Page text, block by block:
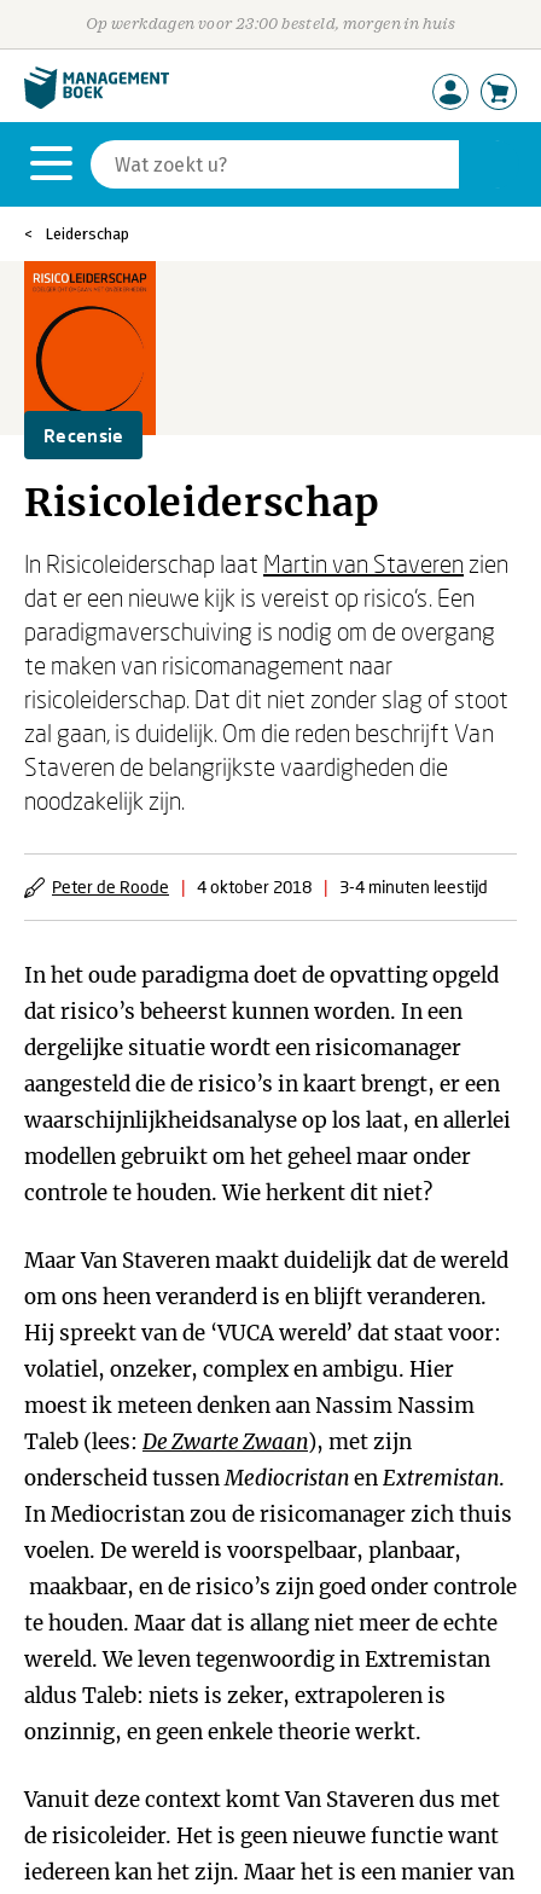
Op werkdagen voor 23:00 besteld, morgen in huis
Leiderschap
Recensie
Risicoleiderschap
In Risicoleiderschap laat Martin van Staveren zien
dat er een nieuwe kijk is vereist op risico’s. Een
paradigmaverschuiving is nodig om de overgang
te maken van risicomanagement naar
risicoleiderschap. Dat dit niet zonder slag of stoot
zal gaan, is duidelijk. Om die reden beschrijft Van
Staveren de belangrijkste vaardigheden die
noodzakelijk zijn.
Peter de Roode | 4 oktober 2018 | 3-4 minuten leestijd
In het oude paradigma doet de opvatting opgeld
dat risico’s beheerst kunnen worden. In een
dergelijke situatie wordt een risicomanager
aangesteld die de risico’s in kaart brengt, er een
waarschijnlijkheidsanalyse op los laat, en allerlei
modellen gebruikt om het geheel maar onder
controle te houden. Wie herkent dit niet?
Maar Van Staveren maakt duidelijk dat de wereld
om ons heen veranderd is en blijft veranderen.
Hij spreekt van de ‘VUCA wereld’ dat staat voor:
volatiel, onzeker, complex en ambigu. Hier
moest ik meteen denken aan Nassim Nassim
Taleb (lees: De Zwarte Zwaan), met zijn
onderscheid tussenMediocristanenExtremistan.
In Mediocristan zou de risicomanager zich thuis
voelen. De wereld is voorspelbaar, planbaar,
maakbaar, en de risico’s zijn goed onder controle
te houden. Maar dat is allang niet meer de echte
wereld. We leven tegenwoordig in Extremistan
aldus Taleb: niets is zeker, extrapoleren is
onzinnig, en geen enkele theorie werkt.
Vanuit deze context komt Van Staveren dus met
de risicoleider. Het is geen nieuwe functie want
iedereen kan het zijn. Maar het is een manier van